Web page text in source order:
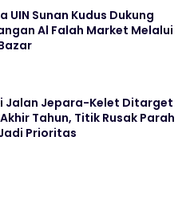
UIN Sunan Kudus Dukung
Al Falah Market Melalui
Jalan Jepara-Kelet Ditarget
Tahun, Titik Rusak Parah
Prioritas